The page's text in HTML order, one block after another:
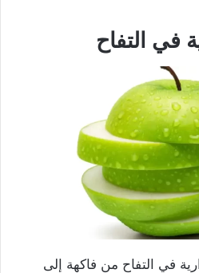
في التفاح
في التفاح من فاكهة إلى